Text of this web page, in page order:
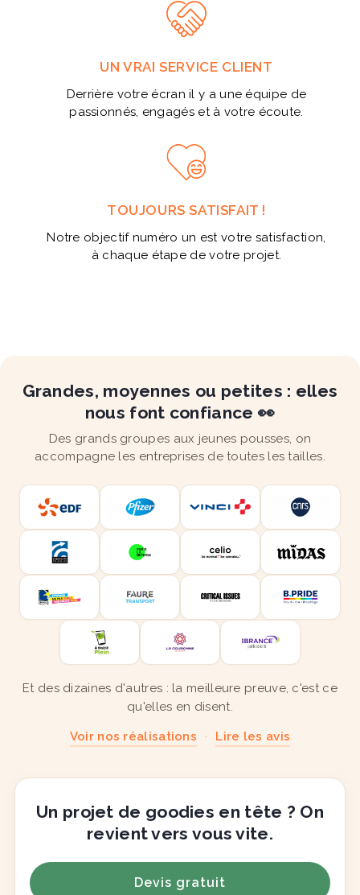
UN VRAI SERVICE CLIENT
Derrière votre écran il y a une équipe de
passionnés, engagés et à votre écoute.
TOUJOURS SATISFAIT !
Notre objectif numéro un est votre satisfaction,
à chaque étape de votre projet.
Grandes, moyennes ou petites : elles
nous font confiance 👀
Des grands groupes aux jeunes pousses, on
accompagne les entreprises de toutes les tailles.
Et des dizaines d'autres : la meilleure preuve, c'est ce
qu'elles en disent.
Voir nos réalisations · Lire les avis
Un projet de goodies en tête ? On
revient vers vous vite.
Devis gratuit